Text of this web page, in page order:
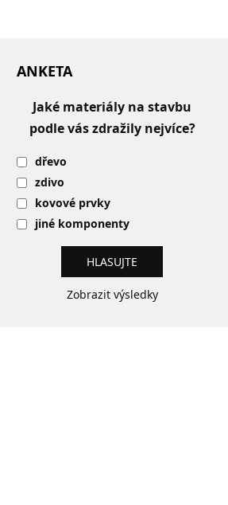
ANKETA
Jaké materiály na stavbu
podle vás zdražily nejvíce?
dřevo
zdivo
kovové prvky
jiné komponenty
Zobrazit výsledky